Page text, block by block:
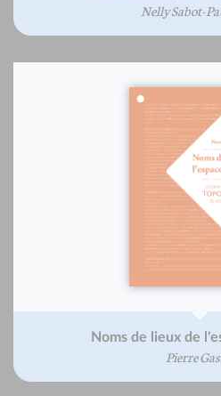
Nelly Sabot-
Noms de lieux de
Pierre